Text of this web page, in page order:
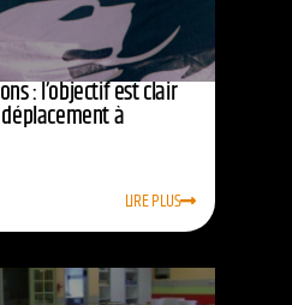
: l’objectif est clair
à
LIRE PLUS